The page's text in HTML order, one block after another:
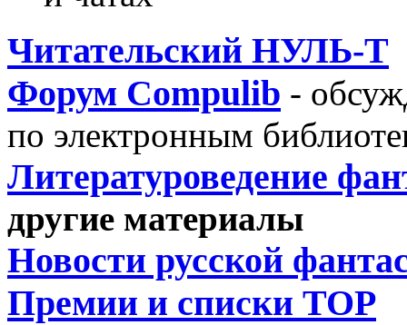
Читательский НУЛЬ-Т
Форум Compulib -
по электронным
Литературоведение
другие материалы
Новости русской
Премии и списки ТОР